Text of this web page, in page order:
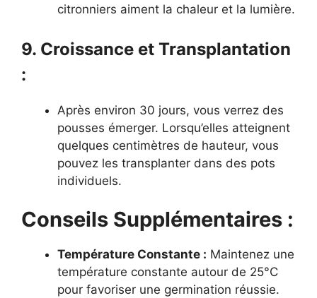
citronniers aiment la chaleur et la lumière.
9. Croissance et Transplantation
:
Après environ 30 jours, vous verrez des
pousses émerger. Lorsqu’elles atteignent
quelques centimètres de hauteur, vous
pouvez les transplanter dans des pots
individuels.
Conseils Supplémentaires :
Température Constante : Maintenez une
température constante autour de 25°C
pour favoriser une germination réussie.